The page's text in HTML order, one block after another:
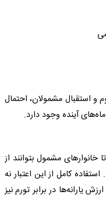
و استقبال مشمولان، احتمال
آینده وجود دارد.
مشمول بتوانند از
کامل از این اعتبار نه
یارانه‌ها در برابر تورم نیز